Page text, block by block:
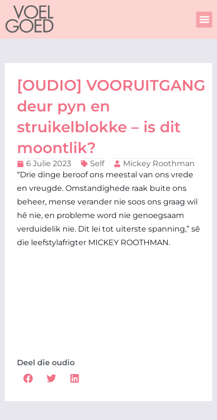
Skip
content
[OUDIO] VOORUITGANG
deur pyn en
struikelblokke – is dit
moontlik?
6 Julie 2023 Self
Mickey Roothman
“Drie dinge beroof ons meestal van ons vrede
en vreugde. Omstandighede raak buite ons
beheer, mense verander nie soos ons graag wil
hê nie, en probleme word nie genoegsaam
verduidelik nie. Dit lei tot uiterste spanning,” sê
die leefstylafrigter MICKEY ROOTHMAN.
Deel die oudio